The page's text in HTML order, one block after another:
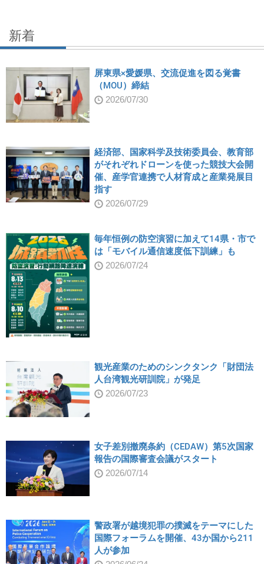
新着
屏東県×愛媛県、交流促進を図る覚書
（MOU）締結
2026/07/30
経済部、国家科学及技術委員会、教育部
がそれぞれドローンを使った競技大会開
催、産学官連携で人材育成と産業発展目
指す
2026/07/29
毎年恒例の防空演習に加えて14県・市で
は「モバイル通信速度低下訓練」も
2026/07/24
観光産業のためのシンクタンク「財団法
人台湾観光研訓院」が発足
2026/07/23
女子差別撤廃条約（CEDAW）第5次国家
報告の国際審査会議がスタート
2026/07/14
警政署が越境犯罪の撲滅をテーマにした
国際フォーラムを開催、43か国から211
人が参加